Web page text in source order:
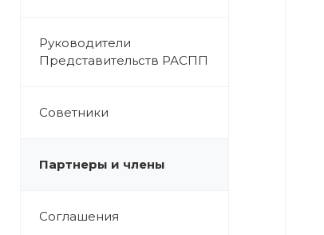
Руководители
Представительств РАСПП
Советники
Партнеры и члены
Соглашения